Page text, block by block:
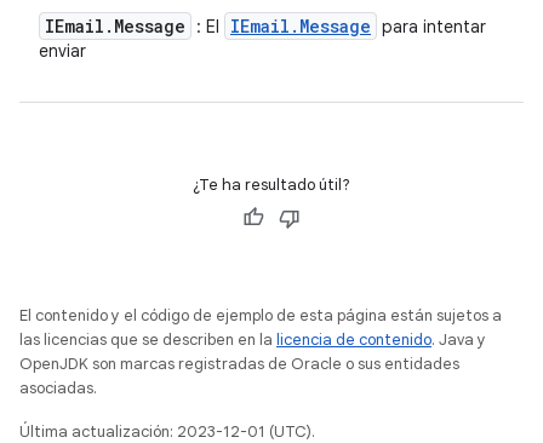
IEmail . Message : El IEmail . Message para intentar
enviar
¿Te ha resultado útil?
El contenido y el código de ejemplo de esta página están sujetos a
las licencias que se describen en la licencia de contenido. Java y
OpenJDK son marcas registradas de Oracle o sus entidades
asociadas.
Última actualización: 2023-12-01 (UTC).